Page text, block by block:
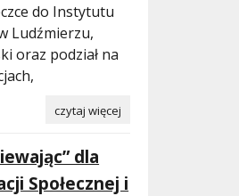
do Instytutu
Ludźmierzu,
oraz podział na
czytaj więcej
dla
Społecznej i